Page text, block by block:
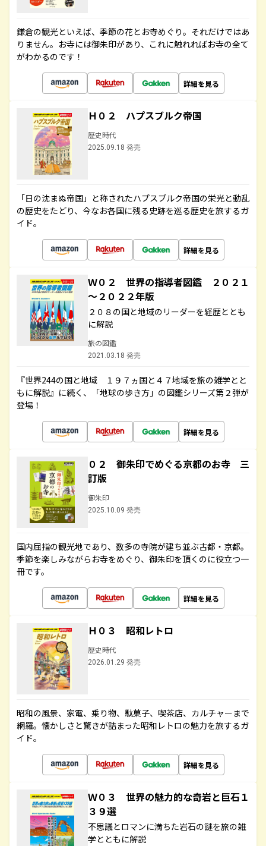
鎌倉の観光といえば、季節の花とお寺めぐり。それだけではあ
りません。お寺には御朱印があり、これに触れればお寺の全て
がわかるのです！
詳細を見る
Ｈ０２ ハプスブルク帝国
歴史時代
2025.09.18 発売
「日の沈まぬ帝国」と称されたハプスブルク帝国の栄光と動乱
の歴史をたどり、今なお各国に残る史跡を巡る歴史を旅するガ
イド。
詳細を見る
Ｗ０２ 世界の指導者図鑑 ２０２１
～２０２２年版
２０８の国と地域のリーダーを経歴ととも
に解説
旅の図鑑
2021.03.18 発売
『世界244の国と地域 １９７ヵ国と４７地域を旅の雑学とと
もに解説』に続く、「地球の歩き方」の図鑑シリーズ第２弾が
登場！
詳細を見る
０２ 御朱印でめぐる京都のお寺 三
訂版
御朱印
2025.10.09 発売
国内屈指の観光地であり、数多の寺院が建ち並ぶ古都・京都。
季節を楽しみながらお寺をめぐり、御朱印を頂くのに役立つ一
冊です。
詳細を見る
Ｈ０３ 昭和レトロ
歴史時代
2026.01.29 発売
昭和の風景、家電、乗り物、駄菓子、喫茶店、カルチャーまで
網羅。懐かしさと驚きが詰まった昭和レトロの魅力を旅するガ
イド。
詳細を見る
Ｗ０３ 世界の魅力的な奇岩と巨石１
３９選
不思議とロマンに満ちた岩石の謎を旅の雑
学とともに解説